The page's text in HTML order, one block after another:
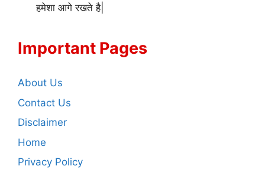
हमेशा आगे रखते है|
Important Pages
About Us
Contact Us
Disclaimer
Home
Privacy Policy